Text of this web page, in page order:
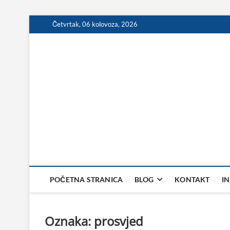
to
Četvrtak, 06 kolovoza, 2026
POČETNA STRANICA BLOG KONTAKT
Oznaka: prosvjed